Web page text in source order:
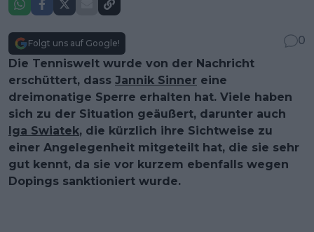
Folgt uns auf Google!
0
Die Tenniswelt wurde von der Nachricht
erschüttert, dass Jannik Sinner eine
dreimonatige Sperre erhalten hat. Viele haben
sich zu der Situation geäußert, darunter auch
Iga Swiatek, die kürzlich ihre Sichtweise zu
einer Angelegenheit mitgeteilt hat, die sie sehr
gut kennt, da sie vor kurzem ebenfalls wegen
Dopings sanktioniert wurde.